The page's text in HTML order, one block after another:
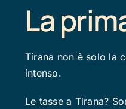
La
Tirana non è solo la
intenso.
Le tasse a Tirana?